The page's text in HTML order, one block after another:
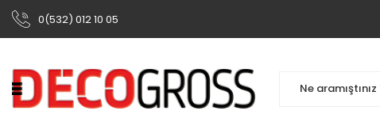
0(532) 012 10 05